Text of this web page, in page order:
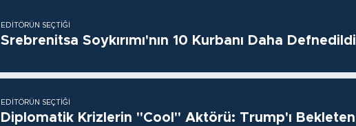
EDITÖRÜN SEÇTIĞI
Srebrenitsa Soykırımı'nın 10 Kurbanı Daha Defnedildi
EDITÖRÜN SEÇTIĞI
Diplomatik Krizlerin "Cool" Aktörü: Trump'ı Bekleten